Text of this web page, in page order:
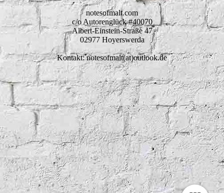
notesofmalt.com
c/o Autorenglück #40070
Albert-Einstein-Straße 47
02977 Hoyerswerda
Kontakt: notesofmalt(at)outlook.de